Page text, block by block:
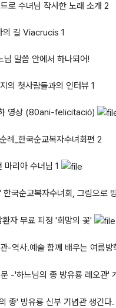
로 수녀님 작사한 노래 소개 2
의 길 Viacrucis 1
말씀 안에서 하나되어!
의 첫사람들과의 인터뷰 1
영상 (80ani-felicitació)
례_한국순교복자수녀회편 2
마리아 수녀님 1
국순교복자수녀회, 그림으로
자 무료 피정 '희망의 꽃'
-역사.예술 함께 배우는 여름방
-'하느님의 종 방유룡 레오관'
종' 방유룡 신부 기념관 생긴다.